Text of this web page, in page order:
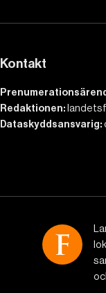
Kontakt
Redaktionen:
Dataskyddsansvarig: